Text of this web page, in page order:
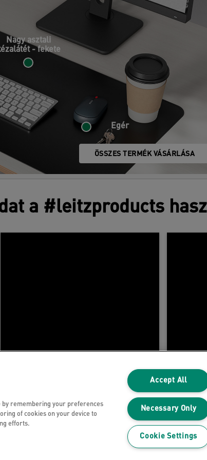
Nagy asztali
- fekete
Egér
ÖSSZES TERMÉK VÁSÁRLÁSA
a #leitzproducts
Adatvédelmi nyilatkozat
by remembering your preferences
of cookies on your device to
efforts.
Accept All
Necessary Only
Cookie Settings